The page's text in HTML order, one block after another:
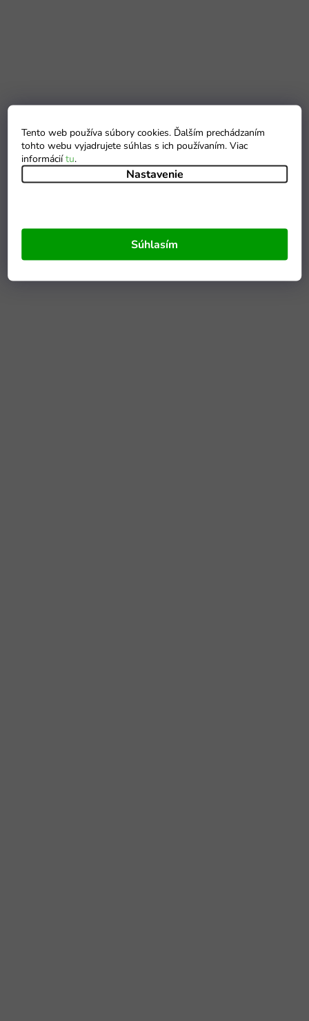
Tento web používa súbory cookies. Ďalším prechádzaním
tohto webu vyjadrujete súhlas s ich používaním. Viac
informáciítu.
Nastavenie
Súhlasím